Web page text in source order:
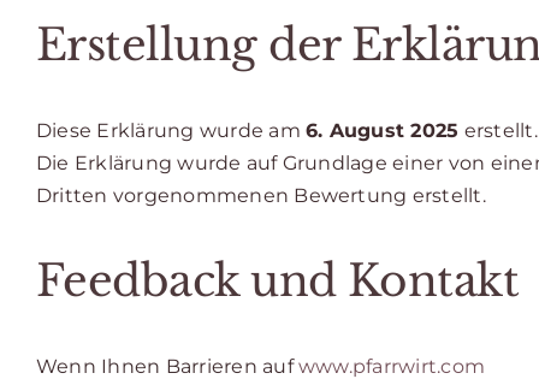
Erstellung der
Diese Erklärung wurde am 6. August 2025 erstellt.
Die Erklärung wurde auf Grundlage einer von
Dritten vorgenommenen Bewertung erstellt.
Feedback und Kontakt
Wenn Ihnen Barrieren aufwww.pfarrwirt.com